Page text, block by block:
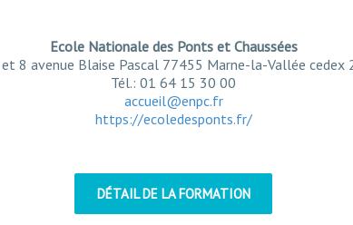
Ecole Nationale des Ponts et Chaussées
8 avenue Blaise Pascal 77455 Marne-la-Vallée cedex
Tél.: 01 64 15 30 00
accueil@enpc.fr
https://ecoledesponts.fr/
DÉTAIL DE LA FORMATION